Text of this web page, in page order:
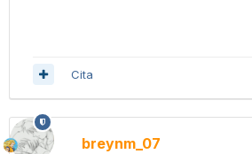
Cita
breynm_07